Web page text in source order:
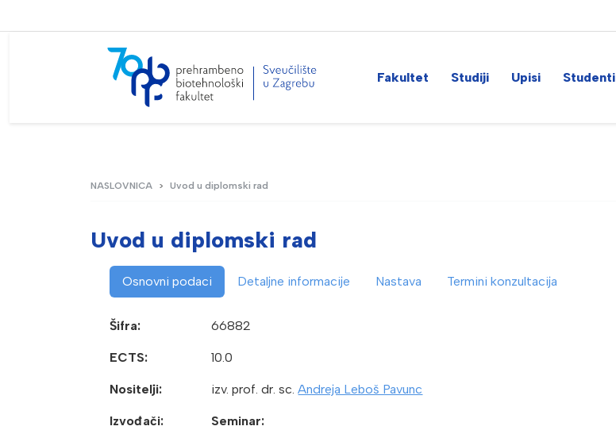
Fakultet Studiji Upisi Studenti
NASLOVNICA Uvod u diplomski rad
Uvod u diplomski rad
Osnovni podaci Detaljne informacije Nastava Termini konzultacija
Šifra: 66882
ECTS: 10.0
Nositelji: izv. prof. dr. sc.Andreja Leboš Pavunc
Izvođači:
Seminar: